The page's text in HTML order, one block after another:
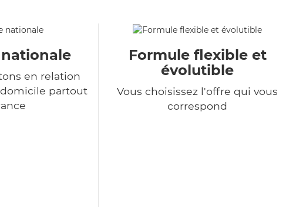
en relation
domicile partout
Formule flexible et
évolutible
Vous choisissez l'offre qui vous
correspond